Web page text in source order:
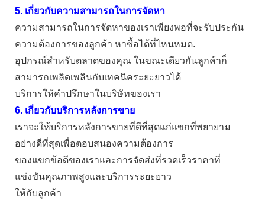
5. เกี่ยวกับความสามารถในการจัดหา
ความสามารถในการจัดหาของเราเพียงพอที่จะรับประกัน
ความต้องการของลูกค้า หาซื้อได้ที่ไหนหมด.
อุปกรณ์สำหรับตลาดของคุณ ในขณะเดียวกันลูกค้าก็
สามารถเพลิดเพลินกับเทคนิคระยะยาวได้
บริการให้คำปรึกษาในบริษัทของเรา
6. เกี่ยวกับบริการหลังการขาย
เราจะให้บริการหลังการขายที่ดีที่สุดแก่แขกที่พยายาม
อย่างดีที่สุดเพื่อตอบสนองความต้องการ
ของแขกข้อดีของเราและการจัดส่งที่รวดเร็วราคาที่
แข่งขันคุณภาพสูงและบริการระยะยาว
ให้กับลูกค้า